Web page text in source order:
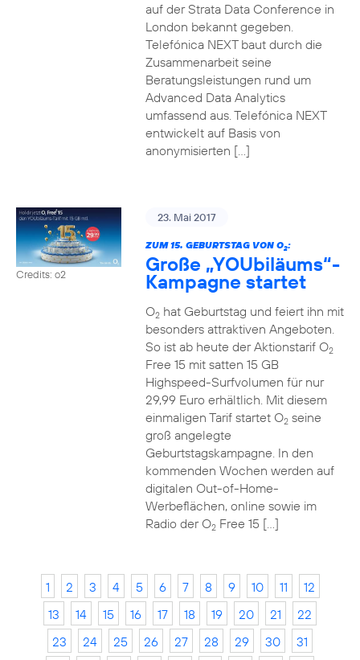
auf der Strata Data Conference in
London bekannt gegeben.
Telefónica NEXT baut durch die
Zusammenarbeit seine
Beratungsleistungen rund um
Advanced Data Analytics
umfassend aus. Telefónica NEXT
entwickelt auf Basis von
anonymisierten […]
Credits: o2
23. Mai 2017
ZUM 15. GEBURTSTAG VON O2:
Große „YOUbiläums“-
Kampagne startet
O2hat Geburtstag und feiert ihn mit
besonders attraktiven Angeboten.
So ist ab heute der Aktionstarif O2
Free 15 mit satten 15 GB
Highspeed-Surfvolumen für nur
29,99 Euro erhältlich. Mit diesem
einmaligen Tarif startet O2seine
groß angelegte
Geburtstagskampagne. In den
kommenden Wochen werden auf
digitalen Out-of-Home-
Werbeflächen, online sowie im
Radio der O2Free 15 […]
1 2 3 4 5 6 7 8 9 10 11
12
13
14 15 16 17 18 19 20 21
22
23
24 25 26 27 28 29 30
31